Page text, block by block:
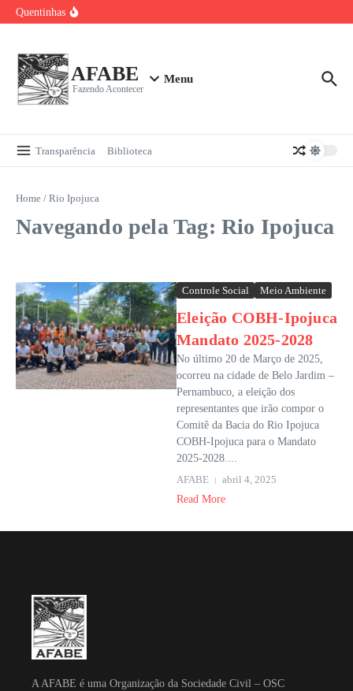
Ir para o conteúdo
Quentinhas
Baile Carnavalesco da Pessoa Idosa 2026
AFABE
Fazendo Acontecer
Menu
Transparência Biblioteca
Home / Rio Ipojuca
Navegando pela Tag: Rio Ipojuca
Controle Social Meio Ambiente
Eleição COBH-Ipojuca
Mandato 2025-2028
No último 20 de Março de 2025,
ocorreu na cidade de Belo Jardim –
Pernambuco, a eleição dos
representantes que irão compor o
Comitê da Bacia do Rio Ipojuca
COBH-Ipojuca para o Mandato
2025-2028....
AFABE
abril 4, 2025
Read More
A AFABE é uma Organização da Sociedade Civil – OSC